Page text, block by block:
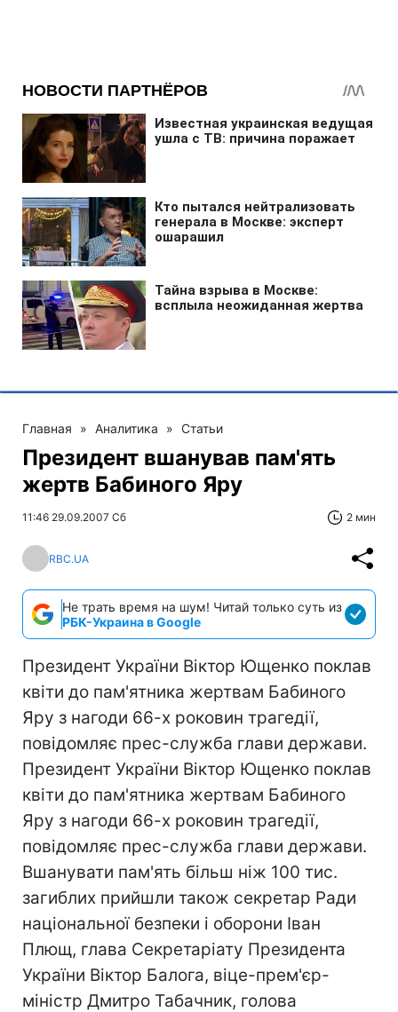
Главная » Аналитика » Статьи
Президент вшанував пам'ять
жертв Бабиного Яру
11:46 29.09.2007 Сб 2 мин
RBC.UA
Не трать время на шум! Читай только суть из
РБК-Украина в Google
Президент України Віктор Ющенко поклав
квіти до пам'ятника жертвам Бабиного
Яру з нагоди 66-х роковин трагедії,
повідомляє прес-служба глави держави.
Президент України Віктор Ющенко поклав
квіти до пам'ятника жертвам Бабиного
Яру з нагоди 66-х роковин трагедії,
повідомляє прес-служба глави держави.
Вшанувати пам'ять більш ніж 100 тис.
загиблих прийшли також секретар Ради
національної безпеки і оборони Іван
Плющ, глава Секретаріату Президента
України Віктор Балога, віце-прем'єр-
міністр Дмитро Табачник, голова